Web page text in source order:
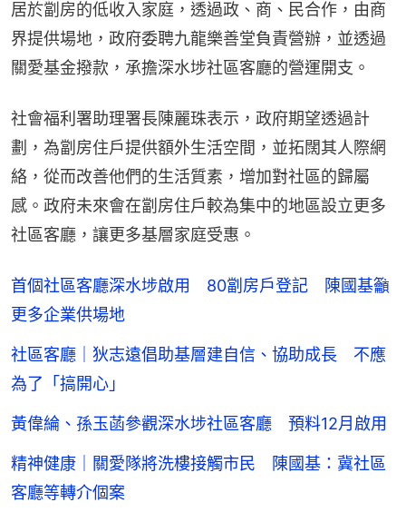
居於劏房的低收入家庭，透過政、商、民合作，由商
界提供場地，政府委聘九龍樂善堂負責營辦，並透過
關愛基金撥款，承擔深水埗社區客廳的營運開支。
社會福利署助理署長陳麗珠表示，政府期望透過計
劃，為劏房住戶提供額外生活空間，並拓闊其人際網
絡，從而改善他們的生活質素，增加對社區的歸屬
感。政府未來會在劏房住戶較為集中的地區設立更多
社區客廳，讓更多基層家庭受惠。
首個社區客廳深水埗啟用 80劏房戶登記 陳國基籲
更多企業供場地
社區客廳｜狄志遠倡助基層建自信、協助成長 不應
為了「搞開心」
黃偉綸、孫玉菡參觀深水埗社區客廳 預料12月啟用
精神健康｜關愛隊將洗樓接觸市民 陳國基：冀社區
客廳等轉介個案